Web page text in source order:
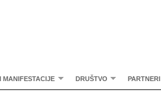
MANIFESTACIJE DRUŠTVO PARTNERI